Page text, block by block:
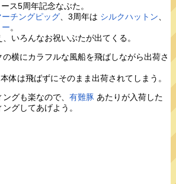
ス5周年記念なぶた。
ーチングピッグ 、3周年は シルクハットン
。
いろんなお祝いぶたが出てくる。
横にカラフルな風船を飛ばしながら出荷さ
体は飛ばずにそのまま出荷されてしまう。
ングも楽なので、有難豚 あたりが入荷した
グしてあげよう。